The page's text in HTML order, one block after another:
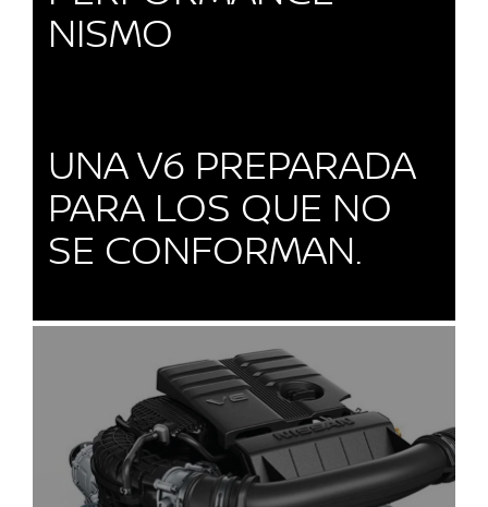
NISMO
UNA V6 PREPARADA
PARA LOS QUE NO
SE CONFORMAN.